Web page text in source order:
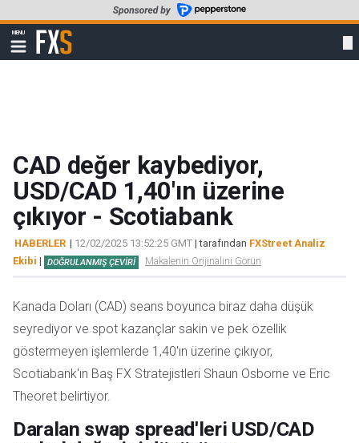
to
main
content
MENU
Show
navigation
FXStreet
CAD değer kaybediyor,
USD/CAD 1,40'ın üzerine
çıkıyor - Scotiabank
HABERLER | 12/02/2025 13:52:25 GMT | tarafından FXStreet Analiz
Ekibi | DOĞRULANMIŞ ÇEVIRI Makalenin Orijinalini Görün
Kanada Doları (CAD) seans boyunca biraz daha düşük
seyrediyor ve spot kazançlar sakin ve pek özellik
göstermeyen işlemlerde 1,40'ın üzerine çıkıyor,
Scotiabank'ın Baş FX Stratejistleri Shaun Osborne ve Eric
Theoret belirtiyor.
Daralan swap spread'leri USD/CAD